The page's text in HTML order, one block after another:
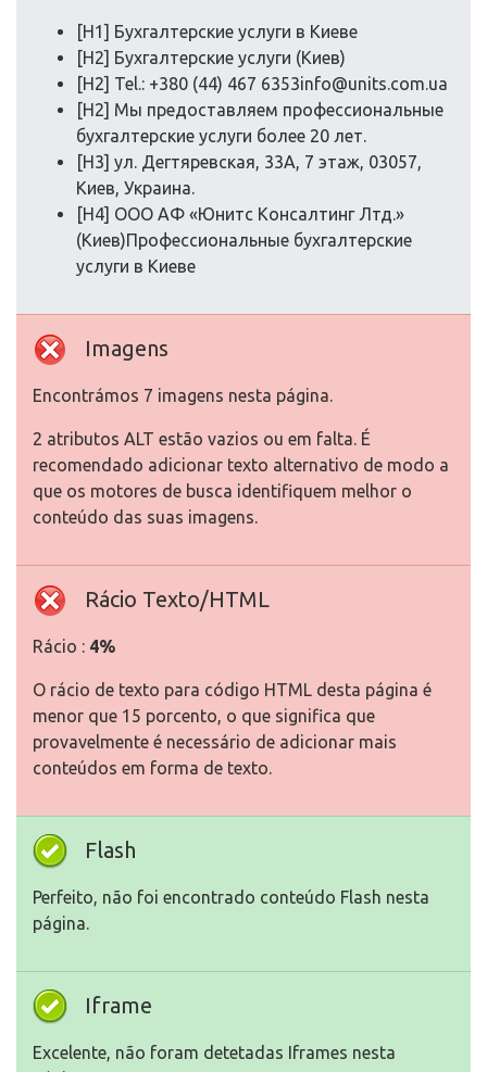
[H1] Бухгалтерские услуги в Киеве
[H2] Бухгалтерские услуги (Киев)
[H2] Tel.: +380 (44) 467 6353info@units.com.ua
[H2] Мы предоставляем профессиональные
бухгалтерские услуги более 20 лет.
[H3] ул. Дегтяревская, 33А, 7 этаж, 03057,
Киев, Украина.
[H4] ООО АФ «Юнитс Консалтинг Лтд.»
(Киев)Профессиональные бухгалтерские
услуги в Киеве
Imagens
Encontrámos 7 imagens nesta página.
2 atributos ALT estão vazios ou em falta. É
recomendado adicionar texto alternativo de modo a
que os motores de busca identifiquem melhor o
conteúdo das suas imagens.
Rácio Texto/HTML
Rácio : 4%
O rácio de texto para código HTML desta página é
menor que 15 porcento, o que significa que
provavelmente é necessário de adicionar mais
conteúdos em forma de texto.
Flash
Perfeito, não foi encontrado conteúdo Flash nesta
página.
Iframe
Excelente, não foram detetadas Iframes nesta